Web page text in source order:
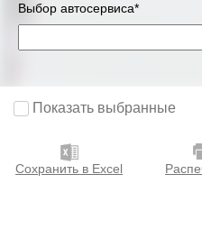
Выбор автосервиса*
Показать выбранные
Сохранить в Excel